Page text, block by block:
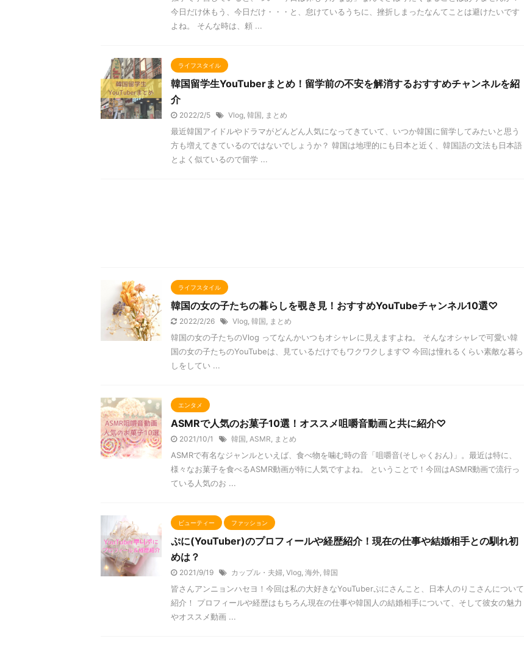
今日だけ休もう、今日だけ・・・と、怠けているうちに、挫折しまったなんてことは避けたいです
よね。 そんな時は、頼 ...
ライフスタイル
韓国留学生YouTuberまとめ！留学前の不安を解消するおすすめチャンネルを紹
介
2022/2/5 Vlog, 韓国, まとめ
最近韓国アイドルやドラマがどんどん人気になってきていて、いつか韓国に留学してみたいと思う
方も増えてきているのではないでしょうか？ 韓国は地理的にも日本と近く、韓国語の文法も日本語
とよく似ているので留学 ...
ライフスタイル
韓国の女の子たちの暮らしを覗き見！おすすめYouTubeチャンネル10選♡
2022/2/26 Vlog, 韓国, まとめ
韓国の女の子たちのVlog ってなんかいつもオシャレに見えますよね。 そんなオシャレで可愛い韓
国の女の子たちのYouTubeは、見ているだけでもワクワクします♡ 今回は憧れるくらい素敵な暮ら
しをしてい ...
エンタメ
ASMRで人気のお菓子10選！オススメ咀嚼音動画と共に紹介♡
2021/10/1 韓国, ASMR, まとめ
ASMRで有名なジャンルといえば、食べ物を噛む時の音「咀嚼音(そしゃくおん)」。最近は特に、
様々なお菓子を食べるASMR動画が特に人気ですよね。 ということで！今回はASMR動画で流行っ
ている人気のお ...
ビューティー ファッション
ぷに(YouTuber)のプロフィールや経歴紹介！現在の仕事や結婚相手との馴れ初
めは？
2021/9/19 カップル・夫婦, Vlog, 海外, 韓国
皆さんアンニョンハセヨ！今回は私の大好きなYouTuberぷにさんこと、日本人のりこさんについて
紹介！ プロフィールや経歴はもちろん現在の仕事や韓国人の結婚相手について、そして彼女の魅力
やオススメ動画 ...